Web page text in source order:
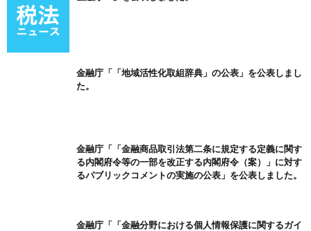
金融庁「「地域活性化取組辞典」の公表」を公表しまし
た。
金融庁「「金融商品取引法第二条に規定する定義に関す
る内閣府令等の一部を改正する内閣府令（案）」に対す
るパブリックコメントの実施の公表」を公表しました。
金融庁「「金融分野における個人情報保護に関するガイ